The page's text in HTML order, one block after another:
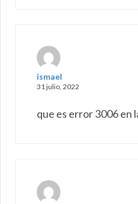
ismael
31 julio, 2022
que es error 3006 en